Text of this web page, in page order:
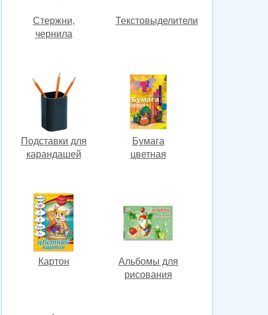
Стержни,
чернила
Текстовыделители
Подставки для
карандашей
Бумага
цветная
Картон
Альбомы для
рисования